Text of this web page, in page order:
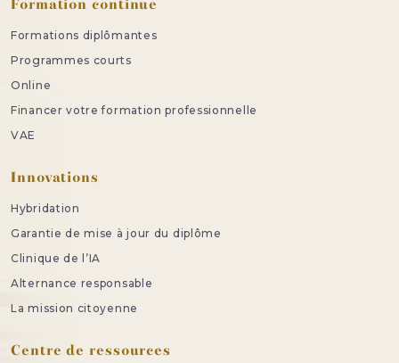
Formation continue
Formations diplômantes
Programmes courts
Online
Financer votre formation professionnelle
VAE
Innovations
Hybridation
Garantie de mise à jour du diplôme
Clinique de l’IA
Alternance responsable
La mission citoyenne
Centre de ressources